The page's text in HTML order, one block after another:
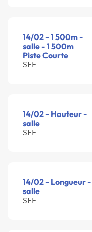
14/02 - 1 500m -
salle - 1 500m
Piste Courte
SEF -
14/02 - Hauteur -
salle
SEF -
14/02 - Longueur -
salle
SEF -